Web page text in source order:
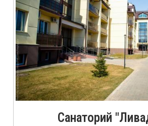
Санаторий